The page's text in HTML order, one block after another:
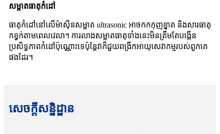
សម្អាតធាតុកំដៅ
ធាតុកំដៅនៅលើម៉ាស៊ីនសម្អាត ultrasonic អាចកកកុញខ្នាត និងសារធាតុ
កខ្វក់តាមពេលវេលា។ ការលាងសម្អាតធាតុទាំងនេះមិនត្រឹមតែបង្កើន
ប្រសិទ្ធភាពកំដៅប៉ុណ្ណោះទេប៉ុន្តែវាក៏ជួយពង្រីកអាយុសេវាកម្មរបស់ពួកគេ
ផងដែរ។
សេចក្តីសន្និដ្ឋាន